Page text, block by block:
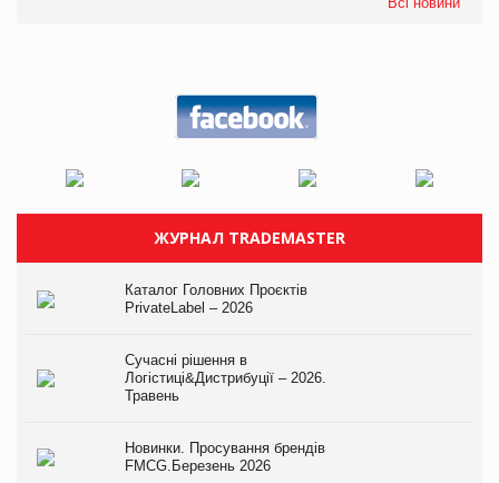
ЖУРНАЛ TRADEMASTER
Каталог Головних Проєктів
PrivateLabel – 2026
Сучасні рішення в
Логістиці&Дистрибуції – 2026.
Травень
Новинки. Просування брендів
FMCG.Березень 2026